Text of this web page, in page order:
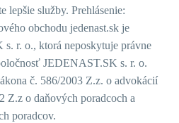
lepšie služby. Prehlásenie:
obchodu jedenast.sk je
r. o., ktorá neposkytuje právne
JEDENAST.SK s. r. o.
č. 586/2003 Z.z. o advokácií
Z.z o daňových poradcoch a
poradcov.